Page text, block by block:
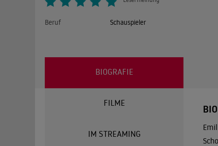
Beruf Schauspieler
BIOGRAFIE
FILME
IM STREAMING